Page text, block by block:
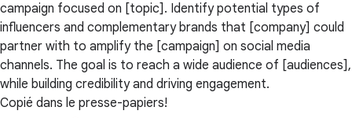
campaign focused on [topic]. Identify potential types of
influencers and complementary brands that [company] could
partner with to amplify the [campaign] on social media
channels. The goal is to reach a wide audience of [audiences],
while building credibility and driving engagement.
Copié dans le presse-papiers!